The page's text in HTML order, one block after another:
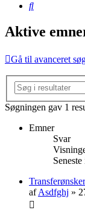
Søg
Aktive
Gå til avanceret
Søgningen gav 1
Emner
Svar
afAsdfghj »